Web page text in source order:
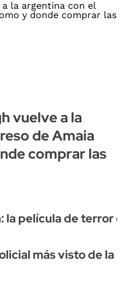
vuelve a la
de Amaia
comprar las
la película de terror
más visto de la